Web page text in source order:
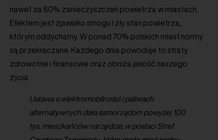
nawet za 80% zanieczyszczeń powietrza w miastach.
Efektem jest zjawisko smogu i zły stan powietrza,
którym oddychamy. W ponad 70% polskich miast normy
są przekraczane. Każdego dnia powoduje to straty
zdrowotne i finansowe oraz obniża jakość naszego
życia.
Ustawa o elektromobilności i paliwach
alternatywnych dała samorządom powyżej 100
tys. mieszkańców narzędzie, w postaci Stref